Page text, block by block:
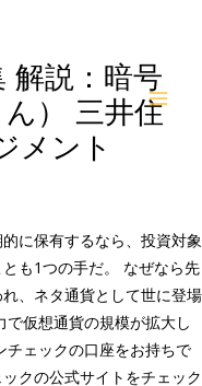
Main
解説：暗号
） 三井住
メント
に保有するなら、投資対象
も1つの手だ。 なぜなら先
、ネタ通貨として世に登場
仮想通貨の規模が拡大し
チェックの口座をお持ちで
クの公式サイトをチェック